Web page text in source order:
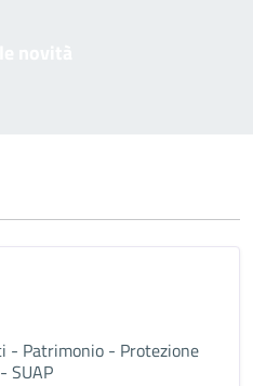
- Patrimonio - Protezione
SUAP